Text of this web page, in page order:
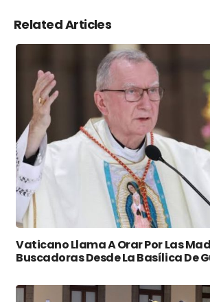
Related Articles
Vaticano Llama A Orar Por Las
Buscadoras Desde La Basílica De